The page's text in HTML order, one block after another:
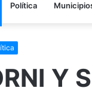
Política
Y